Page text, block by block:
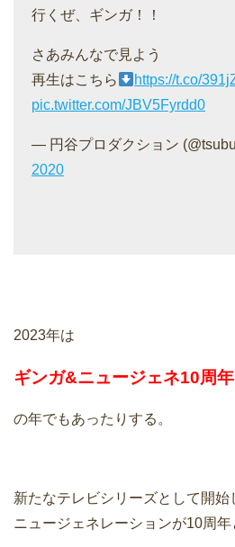
行くぜ、ギンガ！！
さあみんなで見よう
再生はこちら
https://t.co/
pic.twitter.com/JBV5Fyrdd0
— 円谷プロダクション
2020
2023年は
ギンガ&ニュージェネ10周年
の年でもあったりする。
新たなテレビシリーズとして開始
ニュージェネレーションが10周